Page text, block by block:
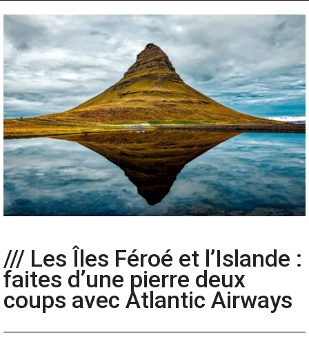
/// Les Îles Féroé et l’Islande :
faites d’une pierre deux
coups avec Atlantic Airways